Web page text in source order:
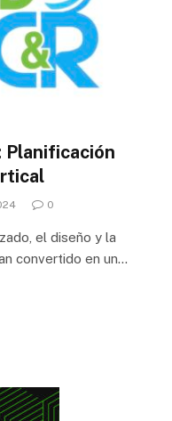
0
el diseño y la
convertido en un…